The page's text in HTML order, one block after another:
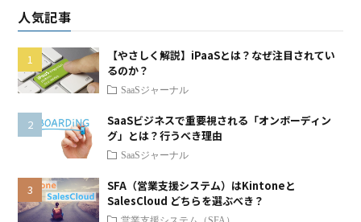
人気記事
【やさしく解説】iPaaSとは？なぜ注目されてい
るのか？
SaaSジャーナル
SaaSビジネスで重要視される「オンボーディン
グ」とは？行うべき理由
SaaSジャーナル
SFA（営業支援システム）はKintoneと
SalesCloud どちらを選ぶべき？
営業支援システム（SFA）